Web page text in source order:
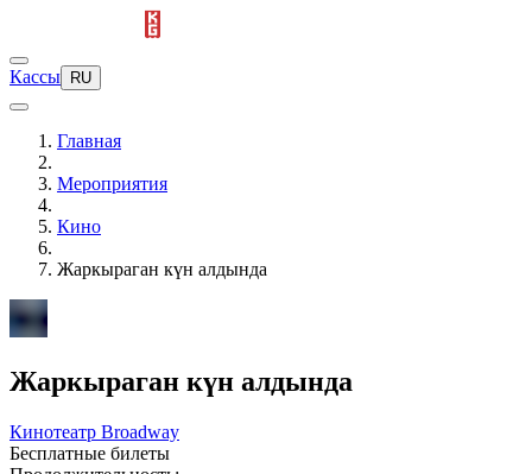
Кассы RU
Главная
Мероприятия
Кино
Жаркыраган күн алдында
Жаркыраган күн алдында
Кинотеатр Broadway
Бесплатные билеты